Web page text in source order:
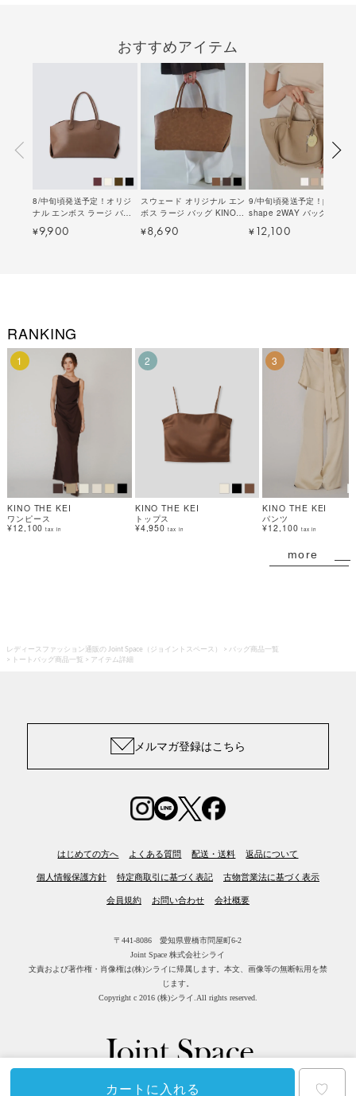
カートに入れる ♡
おすすめアイテム
8/中旬頃発送予定！オリジ
ナル エンボス ラージ バッ
グ KINO THE KEI 全4色｜
ktk912-0004【12】
¥9,900
スウェード オリジナル エン
ボス ラージ バッグ KINO
THE KEI 全3色｜ktk922-
0097【3】
¥8,690
9/中旬頃発送予定！petal
shape 2WAY バッグ ( ポー
チ付き ) KINO THE KEI 全
4色｜ktk912-0202【9】
¥ 12,100
RANKING
1
KINO THE KEI
ワンピース
¥12,100 tax in
2
KINO THE KEI
トップス
¥4,950 tax in
3
KINO THE KEI
パンツ
¥12,100 tax in
more
レディースファッション通販の Joint Space（ジョイントスペース）
バッグ商品一覧
トートバッグ商品一覧
アイテム詳細
メルマガ登録はこちら
はじめての方へ よくある質問 配送・送料 返品について
個人情報保護方針 特定商取引に基づく表記 古物営業法に基づく表示
会員規約 お問い合わせ 会社概要
〒441-8086 愛知県豊橋市問屋町6-2
Joint Space 株式会社シライ
文責および著作権・肖像権は(株)シライに帰属します。 本文、画像等の無断転用を禁
じます。
Copyright c 2016 (株)シライ.All rights reserved.